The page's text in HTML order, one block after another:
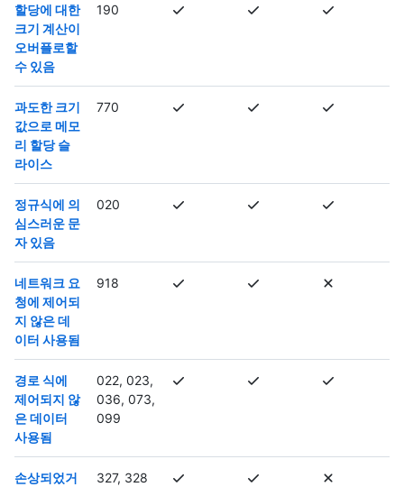
할당에 대한
크기 계산이
오버플로할
수 있음
190
과도한 크기
값으로 메모
리 할당 슬
라이스
770
정규식에 의
심스러운 문
자 있음
020
네트워크 요
청에 제어되
지 않은 데
이터 사용됨
918
경로 식에
제어되지 않
은 데이터
사용됨
022, 023,
036, 073,
099
손상되었거
327, 328